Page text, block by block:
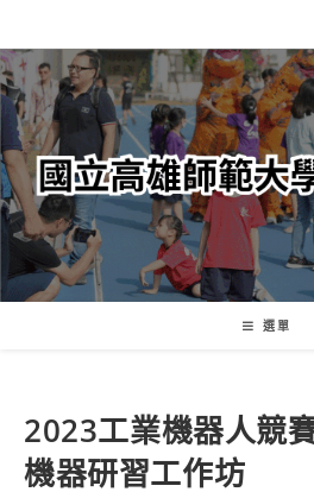
轉
至
主
內
容
選單
2023工業機器人競
機器研習工作坊